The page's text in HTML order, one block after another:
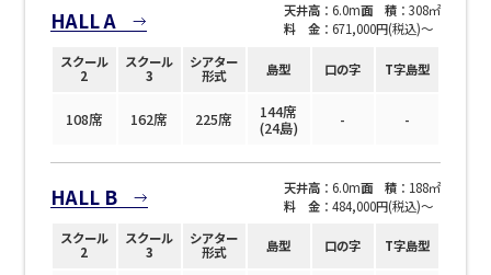
HALL A 天井高 ：6.0m面 積 ：308㎡
料 金 ：671,000円(税込)〜
スクール
2
スクール
3
シアター
形式
島型 口の字 T字島型
108席 162席 225席 144席
(24島) - -
HALL B 天井高 ：6.0m面 積 ：188㎡
料 金 ：484,000円(税込)〜
スクール
2
スクール
3
シアター
形式
島型 口の字 T字島型